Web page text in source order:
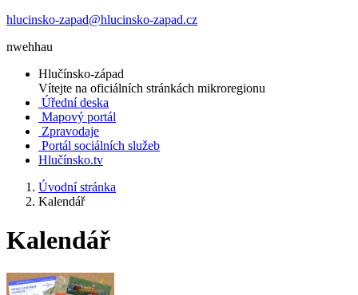
hlucinsko-zapad@hlucinsko-zapad.cz
nwehhau
Hlučínsko-západ
Vítejte na oficiálních stránkách mikroregionu
Úřední deska
Mapový portál
Zpravodaje
Portál sociálních služeb
Hlučínsko.tv
Úvodní stránka
Kalendář
Kalendář